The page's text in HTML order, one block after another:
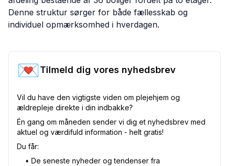
Denne struktur sørger for både fællesskab og
individuel opmærksomhed i hverdagen.
💌Tilmeld dig vores nyhedsbrev
Vil du have den vigtigste viden om plejehjem og
ældrepleje direkte i din indbakke?
Én gang om måneden sender vi dig et nyhedsbrev med
aktuel og værdifuld information - helt gratis!
Du får:
•⁠ De seneste nyheder og tendenser fra